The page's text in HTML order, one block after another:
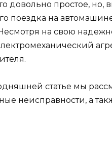
довольно простое, но,
поездка на
на свою
статье мы
неисправности, а